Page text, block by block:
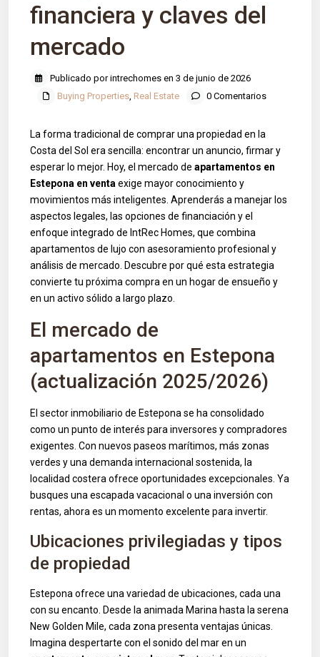
financiera y claves del
mercado
Publicado por intrechomes en 3 de junio de 2026
Buying Properties, Real Estate 0 Comentarios
La forma tradicional de comprar una propiedad en la
Costa del Sol era sencilla: encontrar un anuncio, firmar y
esperar lo mejor. Hoy, el mercado de apartamentos en
Estepona en venta exige mayor conocimiento y
movimientos más inteligentes. Aprenderás a manejar los
aspectos legales, las opciones de financiación y el
enfoque integrado de IntRec Homes, que combina
apartamentos de lujo con asesoramiento profesional y
análisis de mercado. Descubre por qué esta estrategia
convierte tu próxima compra en un hogar de ensueño y
en un activo sólido a largo plazo.
El mercado de
apartamentos en Estepona
(actualización 2025/2026)
El sector inmobiliario de Estepona se ha consolidado
como un punto de interés para inversores y compradores
exigentes. Con nuevos paseos marítimos, más zonas
verdes y una demanda internacional sostenida, la
localidad costera ofrece oportunidades excepcionales. Ya
busques una escapada vacacional o una inversión con
rentas, ahora es un momento excelente para invertir.
Ubicaciones privilegiadas y tipos
de propiedad
Estepona ofrece una variedad de ubicaciones, cada una
con su encanto. Desde la animada Marina hasta la serena
New Golden Mile, cada zona presenta ventajas únicas.
Imagina despertarte con el sonido del mar en un